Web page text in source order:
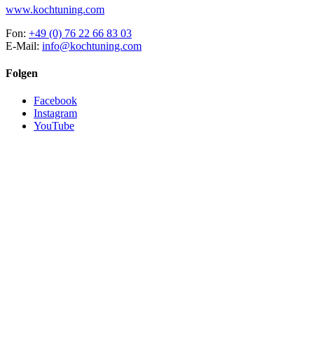
www.kochtuning.com
Fon: +49 (0) 76 22 66 83 03
E-Mail: info@kochtuning.com
Folgen
Facebook
Instagram
YouTube